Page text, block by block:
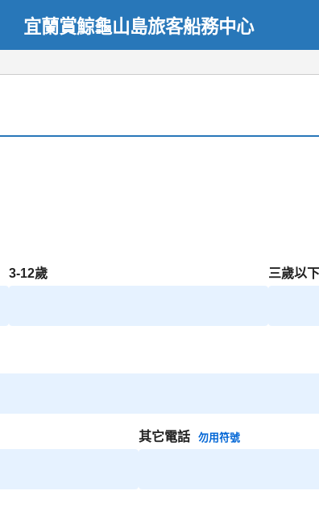
宜蘭賞鯨龜山島旅客船務中心
3-12歲 三歲以
其它電話 勿用符號